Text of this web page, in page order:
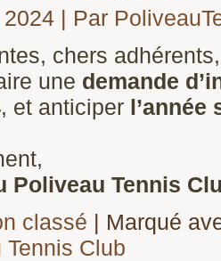
| Par
chers adhérents,
une demande
, et anticiper l’année
Poliveau Tennis
classé | Marqué
Tennis Club